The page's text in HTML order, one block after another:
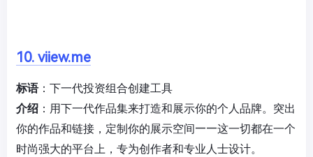
10. viiew.me
标语：下一代投资组合创建工具
介绍 ：用下一代作品集来打造和展示你的个人品牌。突出
你的作品和链接，定制你的展示空间——这一切都在一个
时尚强大的平台上，专为创作者和专业人士设计。